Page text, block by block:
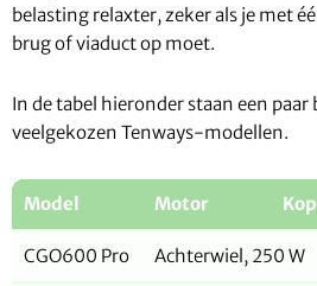
belasting relaxter, zeker als je met
brug of viaduct op moet.
In de tabel hieronder staan een paar
veelgekozen Tenways-modellen.
Model Motor
CGO600 Pro Achterwiel, 250 W